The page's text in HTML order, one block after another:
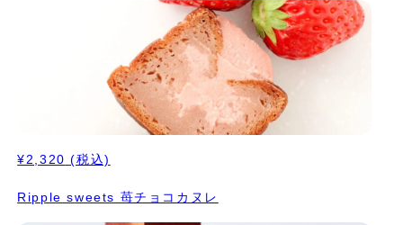
¥2,320 (税込)
Ripple sweets 苺チョコカヌレ